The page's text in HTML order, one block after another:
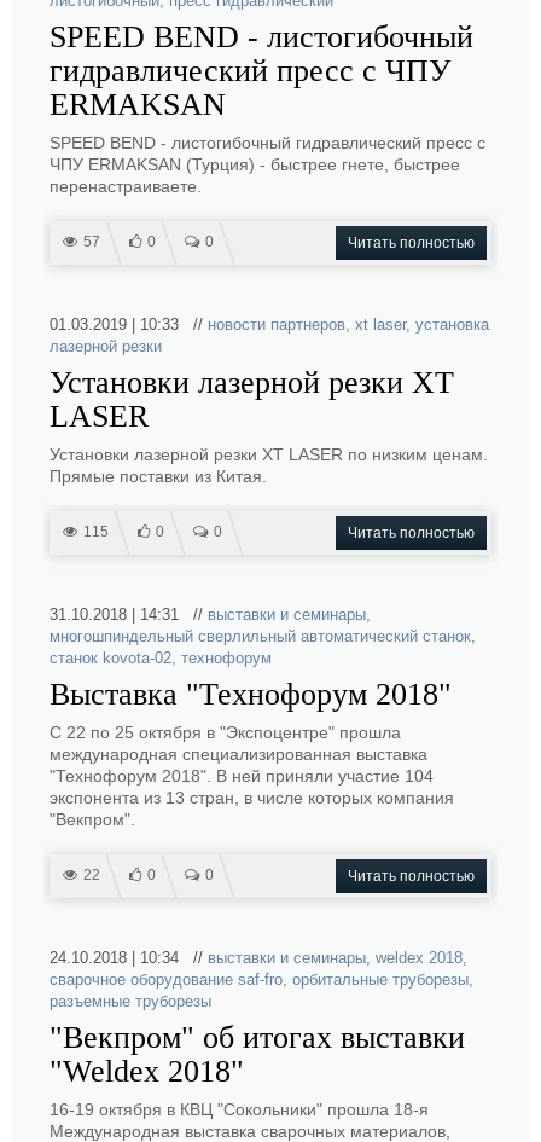
SPEED BEND - листогибочный
гидравлический пресс с ЧПУ
ERMAKSAN
SPEED BEND - листогибочный гидравлический пресс с
ЧПУ ERMAKSAN (Турция) - быстрее гнете, быстрее
перенастраиваете.
57 0 0 Читать полностью
01.03.2019 | 10:33 // новости партнеров, xt laser, установка
лазерной резки
Установки лазерной резки XT
LASER
Установки лазерной резки XT LASER по низким ценам.
Прямые поставки из Китая.
115 0 0 Читать полностью
31.10.2018 | 14:31 // выставки и семинары,
многошпиндельный сверлильный автоматический станок,
станок kovota-02, технофорум
Выставка "Технофорум 2018"
С 22 по 25 октября в "Экспоцентре" прошла
международная специализированная выставка
"Технофорум 2018". В ней приняли участие 104
экспонента из 13 стран, в числе которых компания
"Векпром".
22 0 0 Читать полностью
24.10.2018 | 10:34 // выставки и семинары, weldex 2018,
сварочное оборудование saf-fro, орбитальные труборезы,
разъемные труборезы
"Векпром" об итогах выставки
"Weldex 2018"
16-19 октября в КВЦ "Сокольники" прошла 18-я
Международная выставка сварочных материалов,